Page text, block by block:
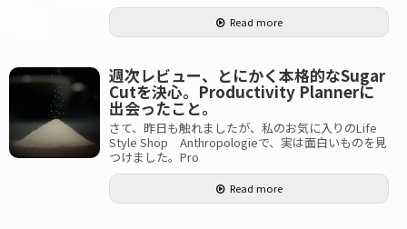
Read more
週次レビュー、とにかく本格的なSugar
Cutを決心。Productivity Plannerに
出会ったこと。
さて、昨日も触れましたが、私のお気に入りのLife
Style Shop Anthropologieで、実は面白いものを見
つけました。Pro
Read more